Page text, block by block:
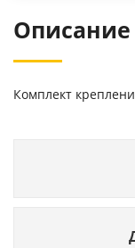
Описание
Комплект